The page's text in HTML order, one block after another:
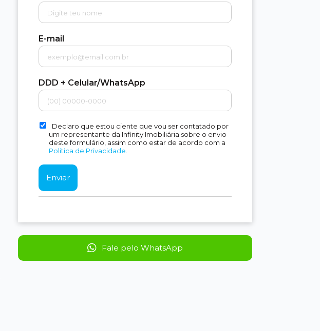
E-mail
DDD + Celular/WhatsApp
Declaro que estou ciente que vou ser contatado por
um representante da Infinity Imobiliária sobre o envio
deste formulário, assim como estar de acordo com a
Política de Privacidade.
Fale pelo WhatsApp